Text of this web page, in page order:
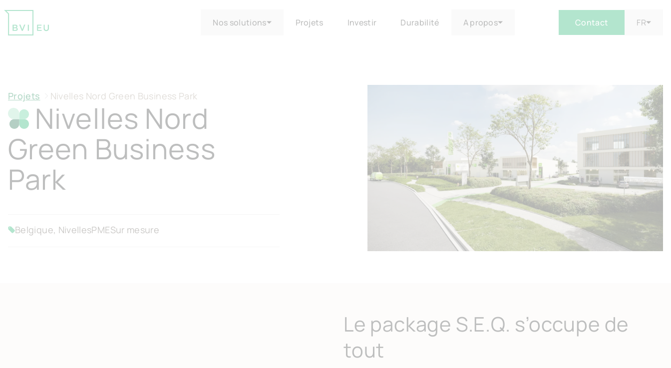
Nos solutions Projets Investir Durabilité A propos Contact FR
Nivelles Nord
Green Business
Park
Projets Nivelles Nord Green Business Park
Belgique, NivellesPMESur mesure
Le package S.E.Q. s’occupe de
tout